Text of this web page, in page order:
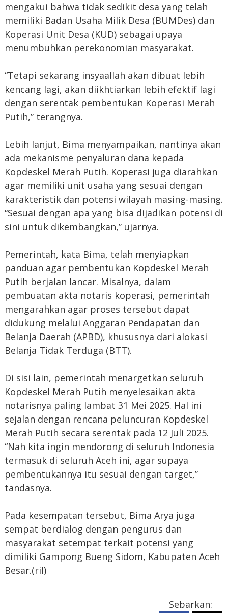
mengakui bahwa tidak sedikit desa yang telah
memiliki Badan Usaha Milik Desa (BUMDes) dan
Koperasi Unit Desa (KUD) sebagai upaya
menumbuhkan perekonomian masyarakat.
“Tetapi sekarang insyaallah akan dibuat lebih
kencang lagi, akan diikhtiarkan lebih efektif lagi
dengan serentak pembentukan Koperasi Merah
Putih,” terangnya.
Lebih lanjut, Bima menyampaikan, nantinya akan
ada mekanisme penyaluran dana kepada
Kopdeskel Merah Putih. Koperasi juga diarahkan
agar memiliki unit usaha yang sesuai dengan
karakteristik dan potensi wilayah masing-masing.
“Sesuai dengan apa yang bisa dijadikan potensi di
sini untuk dikembangkan,” ujarnya.
Pemerintah, kata Bima, telah menyiapkan
panduan agar pembentukan Kopdeskel Merah
Putih berjalan lancar. Misalnya, dalam
pembuatan akta notaris koperasi, pemerintah
mengarahkan agar proses tersebut dapat
didukung melalui Anggaran Pendapatan dan
Belanja Daerah (APBD), khususnya dari alokasi
Belanja Tidak Terduga (BTT).
Di sisi lain, pemerintah menargetkan seluruh
Kopdeskel Merah Putih menyelesaikan akta
notarisnya paling lambat 31 Mei 2025. Hal ini
sejalan dengan rencana peluncuran Kopdeskel
Merah Putih secara serentak pada 12 Juli 2025.
“Nah kita ingin mendorong di seluruh Indonesia
termasuk di seluruh Aceh ini, agar supaya
pembentukannya itu sesuai dengan target,”
tandasnya.
Pada kesempatan tersebut, Bima Arya juga
sempat berdialog dengan pengurus dan
masyarakat setempat terkait potensi yang
dimiliki Gampong Bueng Sidom, Kabupaten Aceh
Besar.(ril)
Sebarkan: